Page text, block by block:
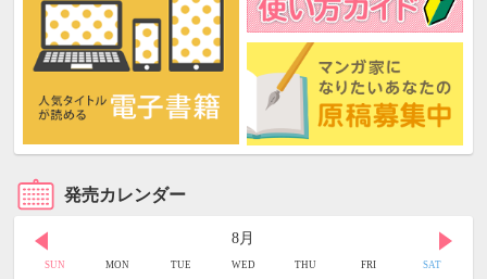
発売カレンダー
8月
SUN MON TUE WED THU FRI SAT